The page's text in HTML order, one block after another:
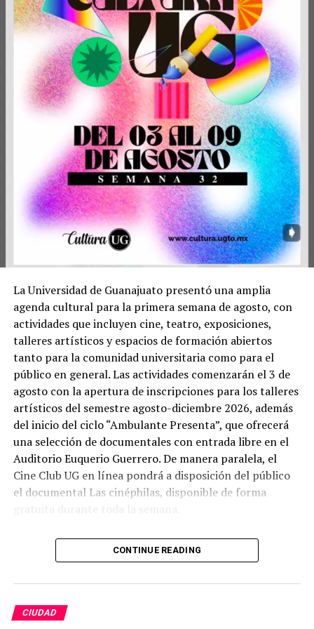
La Universidad de Guanajuato presentó una amplia
agenda cultural para la primera semana de agosto, con
actividades que incluyen cine, teatro, exposiciones,
talleres artísticos y espacios de formación abiertos
tanto para la comunidad universitaria como para el
público en general. Las actividades comenzarán el 3 de
agosto con la apertura de inscripciones para los talleres
artísticos del semestre agosto-diciembre 2026, además
del inicio del ciclo “Ambulante Presenta”, que ofrecerá
una selección de documentales con entrada libre en el
Auditorio Euquerio Guerrero. De manera paralela, el
Cine Club UG en línea pondrá a disposición del público
el documental Las cinéphilas, disponible de forma
La programación también contempla actividades en San
Miguel de Allende, donde se impartirá un Taller de
inauguración de la exposición “San Miguel de Allende: II
siglos de arte”, integrada por obras del Colectivo Arte
CONTINUE READING
CIUDAD